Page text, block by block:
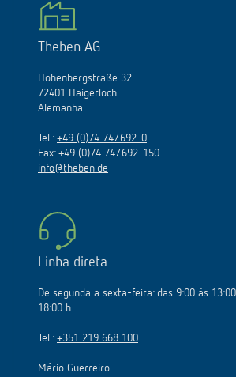
Theben AG
Hohenbergstraße 32
72401 Haigerloch
Alemanha
Tel.: +49 (0)74 74/692-0
Fax: +49 (0)74 74/692-150
info@theben.de
Linha direta
De segunda a sexta-feira: das 9:00 às
18:00 h
Tel.: +351 219 668 100
Mário Guerreiro